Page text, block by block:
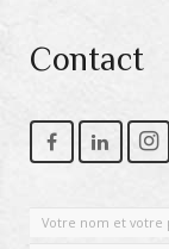
Contact